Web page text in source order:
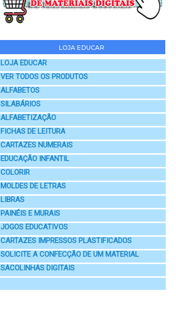
LOJA EDUCAR
LOJA EDUCAR
VER TODOS OS PRODUTOS
ALFABETOS
SILABÁRIOS
ALFABETIZAÇÃO
FICHAS DE LEITURA
CARTAZES NUMERAIS
EDUCAÇÃO INFANTIL
COLORIR
MOLDES DE LETRAS
LIBRAS
PAINÉIS E MURAIS
JOGOS EDUCATIVOS
CARTAZES IMPRESSOS PLASTIFICADOS
SOLICITE A CONFECÇÃO DE UM MATERIAL
SACOLINHAS DIGITAIS